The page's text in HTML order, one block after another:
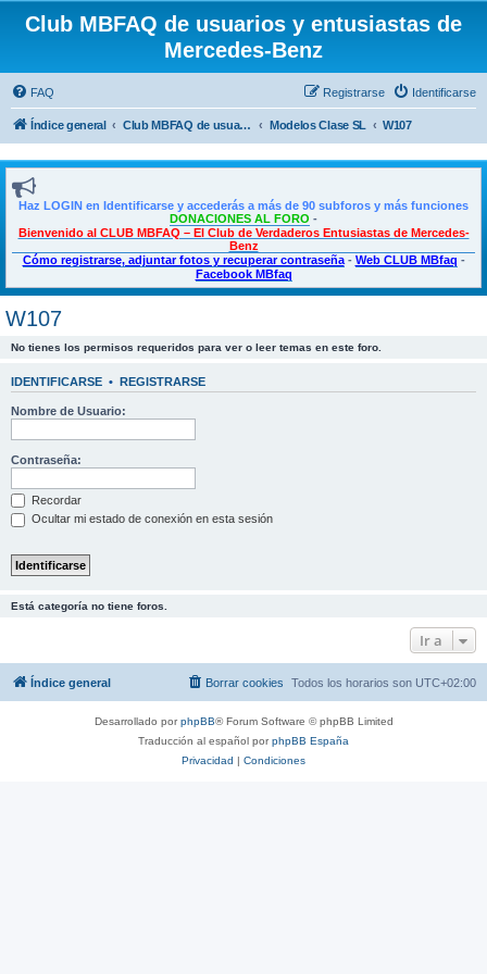
Club MBFAQ de usuarios y entusiastas de
Mercedes-Benz
FAQ Identificarse
Registrarse
Índice general Club MBFAQ de usuarios y entusiastas de Mercedes Benz Modelos Clase SL W107
Haz LOGIN en Identificarse y accederás a más de 90 subforos y más funciones
DONACIONES AL FORO -
Bienvenido al CLUB MBFAQ – El Club de Verdaderos Entusiastas de Mercedes-
Benz
Cómo registrarse, adjuntar fotos y recuperar contraseña- Web CLUB MBfaq -
Facebook MBfaq
W107
No tienes los permisos requeridos para ver o leer temas en este foro.
IDENTIFICARSE • REGISTRARSE
Nombre de Usuario:
Contraseña:
Recordar
Ocultar mi estado de conexión en esta sesión
Está categoría no tiene foros.
Ir a
Índice general Todos los horarios son UTC+02:00
Borrar cookies
Desarrollado porphpBB® Forum Software © phpBB Limited
Traducción al español porphpBB España
Privacidad | Condiciones